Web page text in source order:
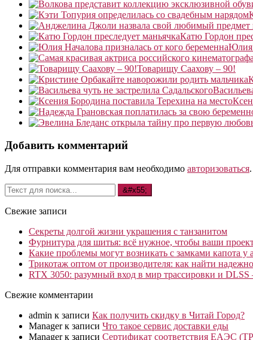
Катю Гордон
Юлия
Товарищу Саахову – 90!
Добавить комментарий
Для отправки комментария вам необходимо авторизоваться.
Свежие записи
Секреты долгой жизни украшения с танзанитом
Фурнитура для шитья: всё нужное, чтобы ваши
Какие проблемы могут возникать с замками капота
Трикотаж оптом от производителя: как найти
RTX 3050: разумный вход в мир трассировки и DLSS
Свежие комментарии
admin к записи Как получить скидку в Читай Город?
Managerк записи Что такое сервис доставки еды
Managerк записи Сертификат соответствия ЕАЭС